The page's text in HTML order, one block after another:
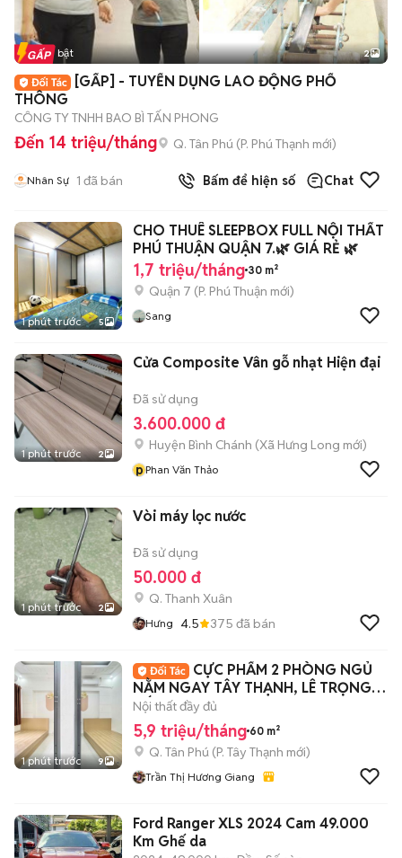
Tin nổi bật 2
[GẤP] - TUYỂN DỤNG LAO ĐỘNG PHỔ
THÔNG
CÔNG TY TNHH BAO BÌ TẤN PHONG
Đến 14 triệu/tháng Q. Tân Phú (P. Phú Thạnh mới)
Nhân Sự 1 đã bán Bấm để hiện số Chat
1 phút trước 5
CHO THUÊ SLEEPBOX FULL NỘI THẤT
PHÚ THUẬN QUẬN 7.🌿 GIÁ RẺ 🌿
1,7 triệu/tháng 30 m²
Quận 7 (P. Phú Thuận mới)
Sang
1 phút trước 2
Cửa Composite Vân gỗ nhạt Hiện đại
Đã sử dụng
3.600.000 đ
Huyện Bình Chánh (Xã Hưng Long mới)
pPhan Văn Thảo
1 phút trước 2
Vòi máy lọc nước
Đã sử dụng
50.000 đ
Q. Thanh Xuân
Hưng 4.5 375 đã bán
1 phút trước 9
CỰC PHẨM 2 PHÒNG NGỦ
NẰM NGAY TÂY THẠNH, LÊ TRỌNG
TẤN
Nội thất đầy đủ
5,9 triệu/tháng 60 m²
Q. Tân Phú (P. Tây Thạnh mới)
Trần Thị Hương Giang
Ford Ranger XLS 2024 Cam 49.000
Km Ghế da